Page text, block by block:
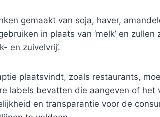
gemaakt van soja, haver,
in plaats van ‘melk’ en
en zuivelvrij’.
plaatsvindt, zoals restaurants,
labels bevatten die aangeven of het
en transparantie voor de